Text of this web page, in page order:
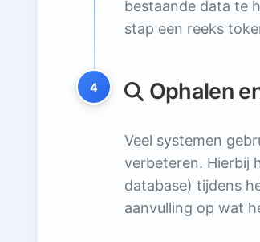
bestaande data te
stap een reeks
4 Ophalen
Veel systemen
verbeteren. Hierbij
database) tijdens
aanvulling op wat